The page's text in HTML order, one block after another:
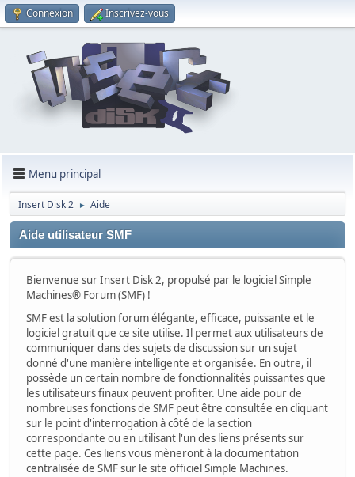
Connexion Inscrivez-vous
Menu principal
Insert Disk 2 ► Aide
Aide utilisateur SMF
Bienvenue sur Insert Disk 2, propulsé par le logiciel Simple
Machines® Forum (SMF) !
SMF est la solution forum élégante, efficace, puissante et le
logiciel gratuit que ce site utilise. Il permet aux utilisateurs de
communiquer dans des sujets de discussion sur un sujet
donné d'une manière intelligente et organisée. En outre, il
possède un certain nombre de fonctionnalités puissantes que
les utilisateurs finaux peuvent profiter. Une aide pour de
nombreuses fonctions de SMF peut être consultée en cliquant
sur le point d'interrogation à côté de la section
correspondante ou en utilisant l'un des liens présents sur
cette page. Ces liens vous mèneront à la documentation
centralisée de SMF sur le site officiel Simple Machines.